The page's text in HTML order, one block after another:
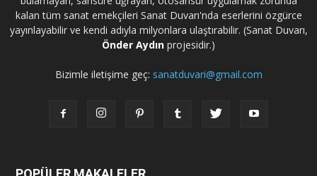
kalan tüm sanat emekçileri Sanat Duvarı'nda eserlerini özgürce
yayınlayabilir ve kendi adıyla milyonlara ulaştırabilir. (Sanat Duvarı,
Önder Aydın projesidir.)
Bizimle iletişime geç: sanatduvari@gmail.com